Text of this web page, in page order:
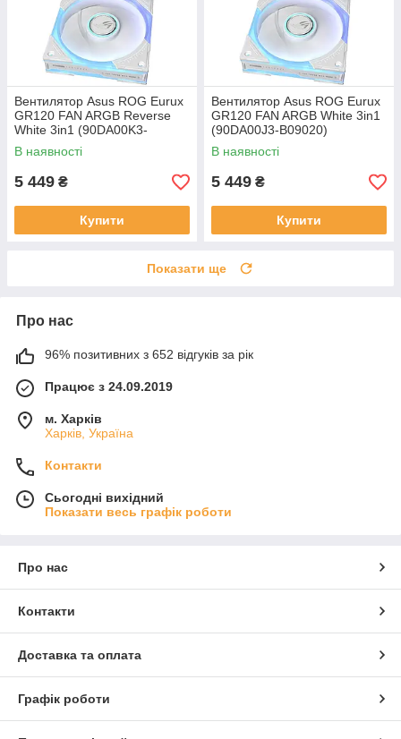
Вентилятор Asus ROG Eurux
GR120 FAN ARGB Reverse
White 3in1 (90DA00K3-
B09020)
В наявності
5 449 ₴
Купити
Вентилятор Asus ROG Eurux
GR120 FAN ARGB White 3in1
(90DA00J3-B09020)
В наявності
5 449 ₴
Купити
Показати ще
Про нас
96% позитивних з 652 відгуків за рік
Працює з 24.09.2019
м. Харків
Харків, Україна
Контакти
Сьогодні вихідний
Показати весь графік роботи
Про нас
Контакти
Доставка та оплата
Графік роботи